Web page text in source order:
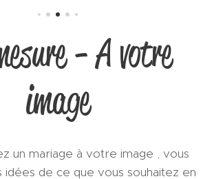
- A votre
image
un mariage à votre image , vous
idées de ce que vous souhaitez en